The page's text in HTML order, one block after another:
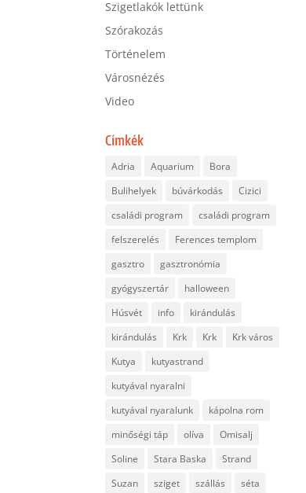
Szigetlakók lettünk
Szórakozás
Történelem
Városnézés
Video
Címkék
Adria Aquarium
Bora
Bulihelyek
búvárkodás
Cizici
családi program
családi program
felszerelés
Ferences templom
gasztro
gasztronómia
gyógyszertár
halloween
Húsvét
info
kirándulás
kirándulás
Krk Krk
Krk város
Kutya
kutyastrand
kutyával nyaralni
kutyával nyaralunk
kápolna rom
minőségi táp
olíva
Omisalj
Soline
Stara Baska
Strand
Suzan
sziget szállás
séta